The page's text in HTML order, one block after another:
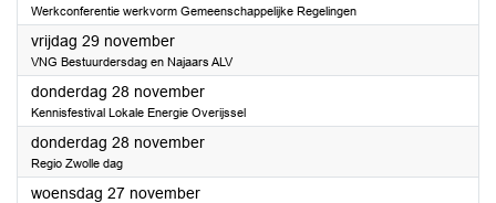
Werkconferentie werkvorm Gemeenschappelijke Regelingen
vrijdag 29 november2024
VNG Bestuurdersdag en Najaars ALV
donderdag 28 november2024
Kennisfestival Lokale Energie Overijssel
donderdag 28 november2024
Regio Zwolle dag
woensdag 27 november2024